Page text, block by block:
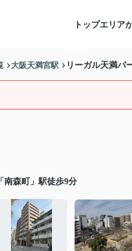
トップエリア
大阪天満宮駅 リーガル天満パ
南森町」駅徒歩9分